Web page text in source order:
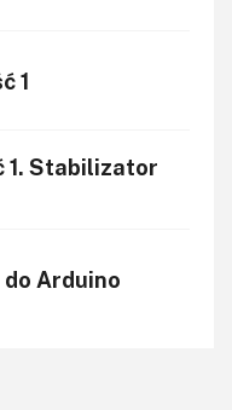
1
1. Stabilizator
Arduino